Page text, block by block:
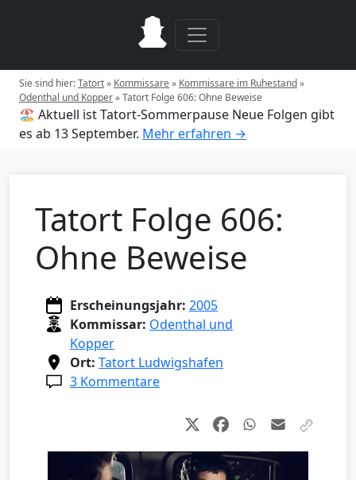
Sie sind hier:Tatort» Kommissare» Kommissare im Ruhestand»
Odenthal und Kopper»Tatort Folge 606: Ohne Beweise
🏖️ Aktuell ist Tatort-Sommerpause Neue Folgen gibt
es ab 13 September. Mehr erfahren →
Tatort Folge 606:
Ohne Beweise
Erscheinungsjahr: 2005
Kommissar: Odenthal und
Kopper
Ort: Tatort Ludwigshafen
3 Kommentare